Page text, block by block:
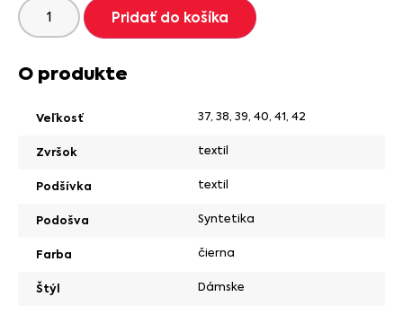
Pridať do košíka
O produkte
Veľkosť 37, 38, 39, 40, 41, 42
Zvršok textil
Podšívka textil
Podošva Syntetika
Farba čierna
Štýl Dámske